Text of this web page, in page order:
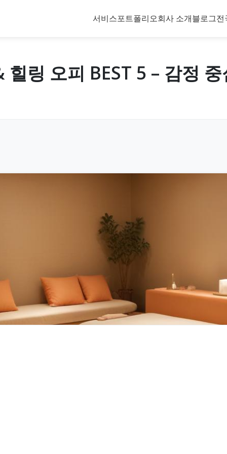
서비스포트폴리오회사 소개블로그전
링 오피 BEST 5 – 감정